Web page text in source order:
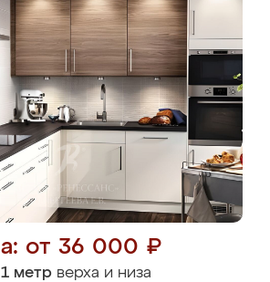
от 36 000 ₽
1 метрверха и низа